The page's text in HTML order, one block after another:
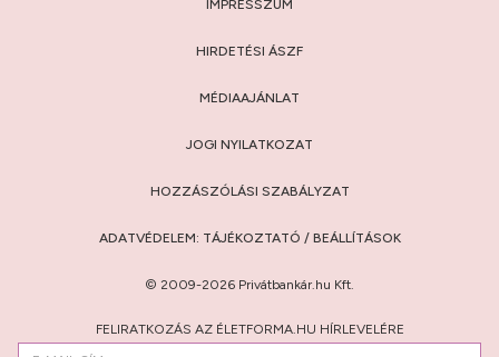
IMPRESSZUM
HIRDETÉSI ÁSZF
MÉDIAAJÁNLAT
JOGI NYILATKOZAT
HOZZÁSZÓLÁSI SZABÁLYZAT
ADATVÉDELEM: TÁJÉKOZTATÓ / BEÁLLÍTÁSOK
© 2009-2026 Privátbankár.hu Kft.
FELIRATKOZÁS AZ ÉLETFORMA.HU HÍRLEVELÉRE